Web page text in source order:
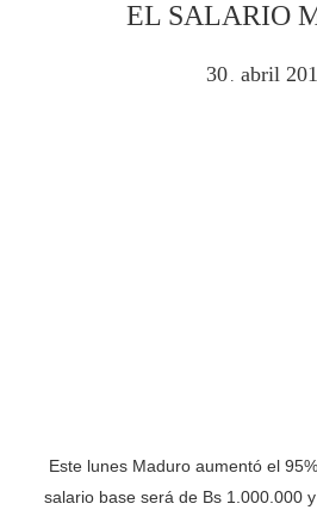
EL SALARIO
30 abril
Este lunes Maduro aumentó el
salario base será de Bs 1.000.000